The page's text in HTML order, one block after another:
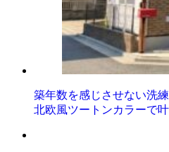
築年数を感じさせない洗
北欧風ツートンカラーで